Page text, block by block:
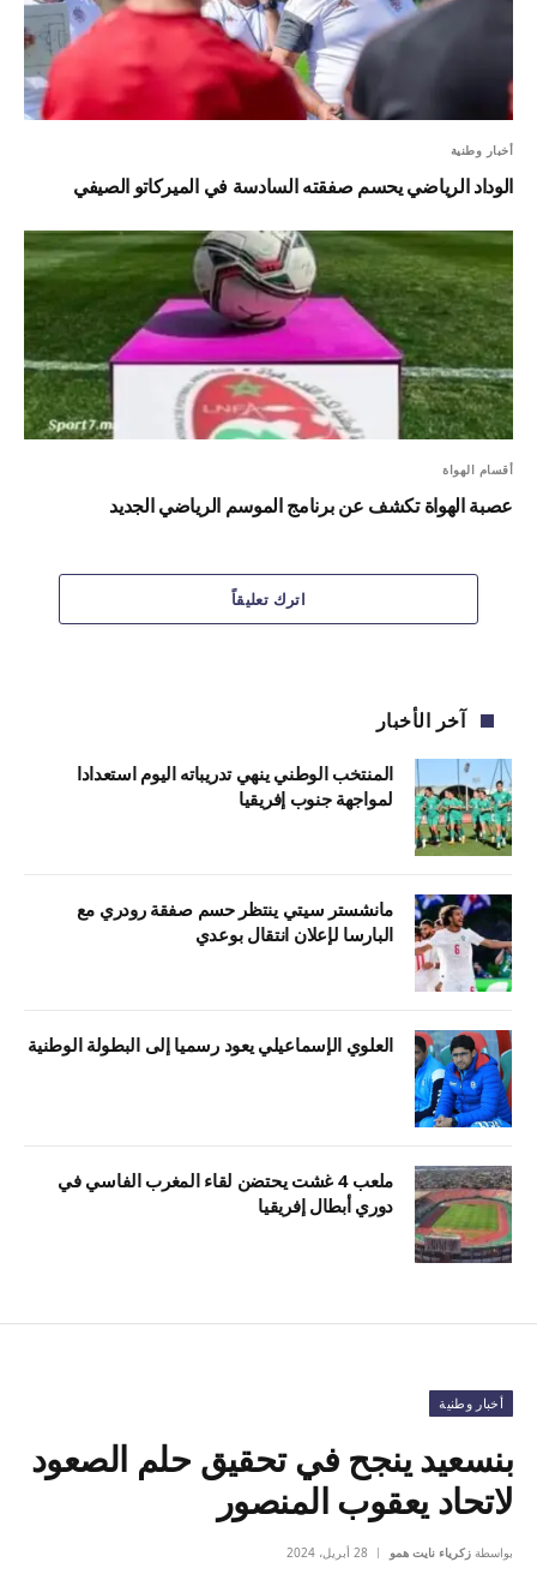
أخبار وطنية
الوداد الرياضي يحسم صفقته السادسة في الميركاتو الصيفي
أقسام الهواة
عصبة الهواة تكشف عن برنامج الموسم الرياضي الجديد
اترك تعليقاً
آخر الأخبار
المنتخب الوطني ينهي تدريباته اليوم استعدادا
لمواجهة جنوب إفريقيا
مانشستر سيتي ينتظر حسم صفقة رودري مع
البارسا لإعلان انتقال بوعدي
العلوي الإسماعيلي يعود رسميا إلى البطولة الوطنية
ملعب 4 غشت يحتضن لقاء المغرب الفاسي في
دوري أبطال إفريقيا
أخبار وطنية
بنسعيد ينجح في تحقيق حلم الصعود
لاتحاد يعقوب المنصور
بواسطة زكرياء نايت همو 28 أبريل، 2024